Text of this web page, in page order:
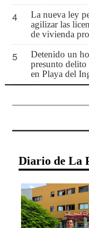
4
La nueva ley
agilizar las
de vivienda
5
Detenido un
presunto delito
en Playa del
Diario de La